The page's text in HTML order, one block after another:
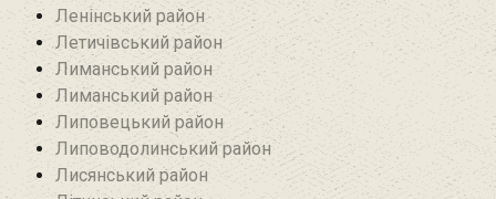
Ленінський район
Летичівський район
Лиманський район
Лиманський район
Липовецький район
Липоводолинський район
Лисянський район